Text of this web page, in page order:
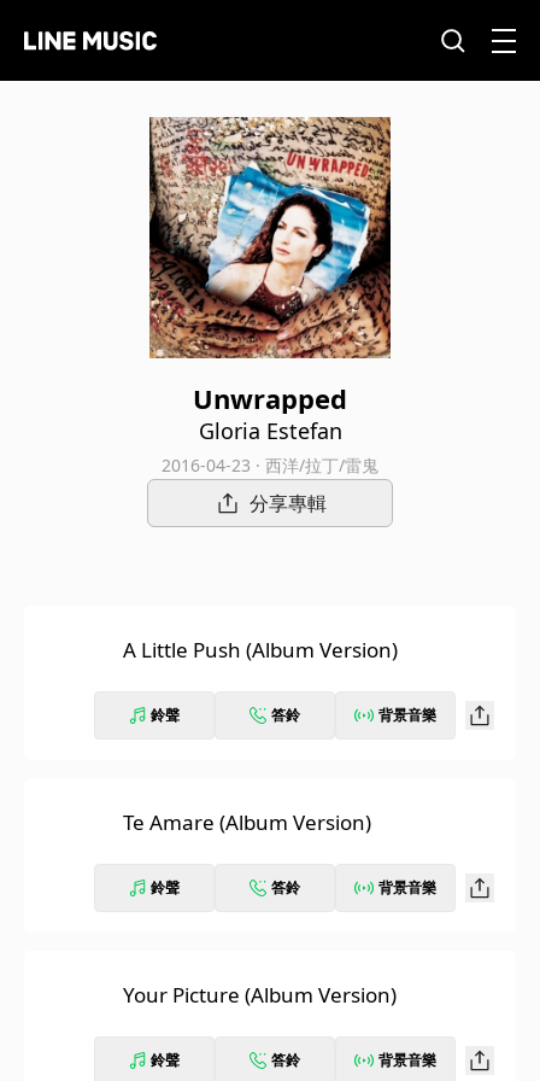
Unwrapped
Gloria Estefan
2016-04-23 · 西洋/拉丁/雷鬼
分享專輯
A Little Push (Album Version)
鈴聲 答鈴 背景音樂
Te Amare (Album Version)
鈴聲 答鈴 背景音樂
Your Picture (Album Version)
鈴聲 答鈴 背景音樂